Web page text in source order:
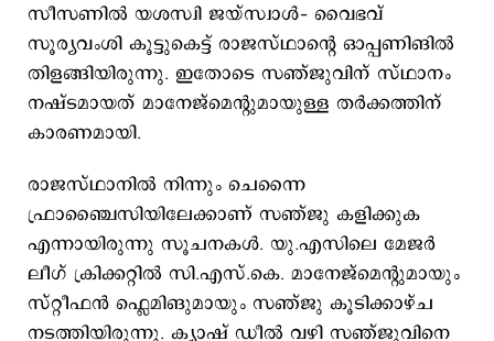
സീസണില്‍ യശസ്വി ജയ്സ്വാള്‍– വൈഭവ്
സൂര്യവംശി കൂട്ടുകെട്ട് രാജസ്ഥാന്‍റെ ഓപ്പണിങില്‍
തിളങ്ങിയിരുന്നു. ഇതോടെ സഞ്ജുവിന് സ്ഥാനം
നഷ്ടമായത് മാനേജ്മെന്‍റുമായുള്ള തര്‍ക്കത്തിന്
കാരണമായി.
രാജസ്ഥാനില്‍ നിന്നും ചെന്നൈ
ഫ്രാഞ്ചൈസിയിലേക്കാണ് സഞ്ജു കളിക്കുക
എന്നായിരുന്നു സൂചനകള്‍. യു.എസിലെ മേജര്‍
ലീഗ് ക്രിക്കറ്റില്‍ സി.എസ്.കെ. മാനേജ്മെന്റുമായും
സ്റ്റീഫന്‍ ഫ്ലെമിങുമായും സഞ്ജു കൂടിക്കാഴ്ച
നടത്തിയിരുന്നു. ക്യാഷ് ഡീല്‍ വഴി സഞ്ജുവിനെ